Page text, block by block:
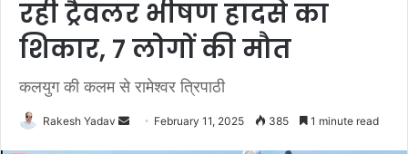
रही ट्रैवलर भीषण हादसे का
शिकार, 7 लोगों की मौत
कलयुग की कलम से रामेश्वर त्रिपाठी
Rakesh Yadav February 11, 2025 385 1 minute read